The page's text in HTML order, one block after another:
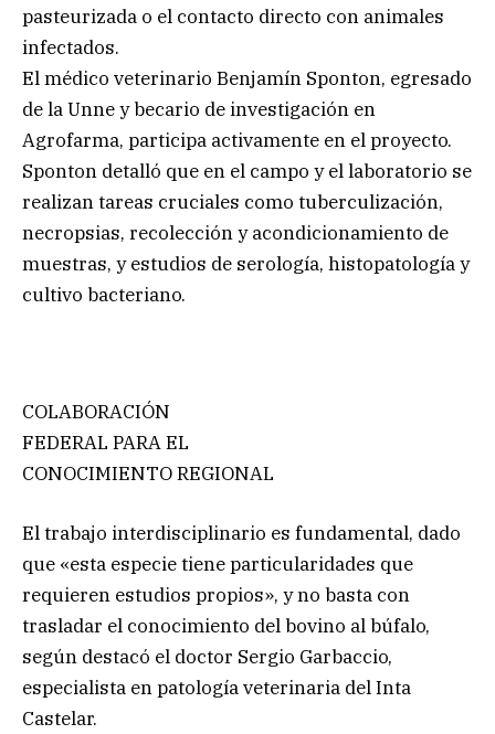
pasteurizada o el contacto directo con animales
infectados.
El médico veterinario Benjamín Sponton, egresado
de la Unne y becario de investigación en
Agrofarma, participa activamente en el proyecto.
Sponton detalló que en el campo y el laboratorio se
realizan tareas cruciales como tuberculización,
necropsias, recolección y acondicionamiento de
muestras, y estudios de serología, histopatología y
cultivo bacteriano.
COLABORACIÓN
FEDERAL PARA EL
CONOCIMIENTO REGIONAL
El trabajo interdisciplinario es fundamental, dado
que «esta especie tiene particularidades que
requieren estudios propios», y no basta con
trasladar el conocimiento del bovino al búfalo,
según destacó el doctor Sergio Garbaccio,
especialista en patología veterinaria del Inta
Castelar.